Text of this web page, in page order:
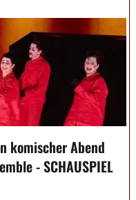
komischer Abend
- SCHAUSPIEL